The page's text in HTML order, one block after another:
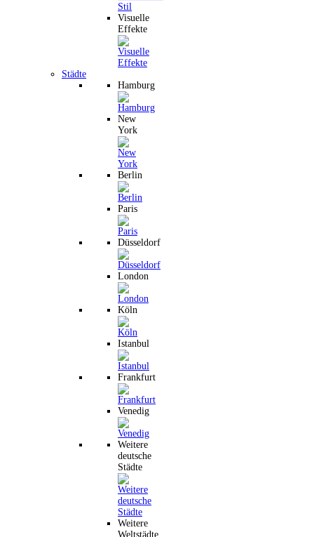
Visuelle
Effekte
Städte
Hamburg
New
York
Berlin
Paris
Düsseldorf
London
Köln
Istanbul
Frankfurt
Venedig
Weitere
deutsche
Städte
Weitere
Weltstädte